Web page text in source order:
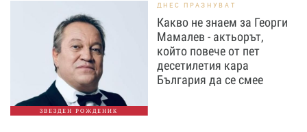
ЗВЕЗДЕН РОЖДЕНИК
ДНЕС ПРАЗНУВАТ
Какво не знаем за Георги
Мамалев - актьорът,
който повече от пет
десетилетия кара
България да се смее